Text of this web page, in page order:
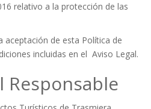
relativo a la protección de las
aceptación de esta Política de
incluidas en el Aviso Legal.